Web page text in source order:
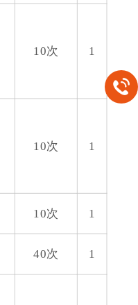
10次 1
10次 1
10次 1
40次 1